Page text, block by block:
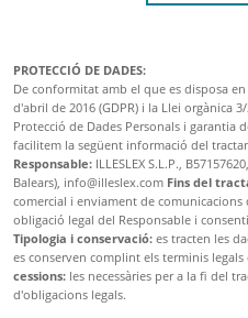
PROTECCIÓ DE DADES:
De conformitat amb el que es disposa en
d'abril de 2016 (GDPR) i la Llei orgànica
Protecció de Dades Personals i garantia
facilitem la següent informació del
Responsable: ILLESLEX S.L.P.,
Balears), info@illeslex.com Fins del
comercial i enviament de comunicacions
obligació legal del Responsable i
Tipologia i conservació: es tracten les
es conserven complint els terminis legals
cessions: les necessàries per a la fi del
d'obligacions legals.